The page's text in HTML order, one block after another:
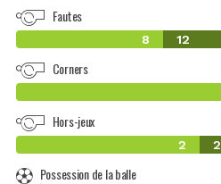
Fautes
8 12
Corners
Hors-jeux
2 2
Possession de la balle